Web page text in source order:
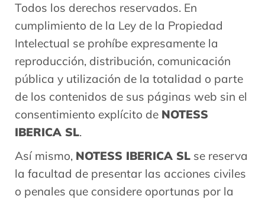
Todos los derechos reservados. En
cumplimiento de la Ley de la Propiedad
Intelectual se prohíbe expresamente la
reproducción, distribución, comunicación
pública y utilización de la totalidad o parte
de los contenidos de sus páginas web sin el
consentimiento explícito de NOTESS
IBERICA SL.
Así mismo, NOTESS IBERICA SL se reserva
la facultad de presentar las acciones civiles
o penales que considere oportunas por la